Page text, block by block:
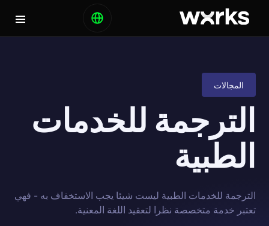
المجالات
الترجمة للخدمات
الطبية
الترجمة للخدمات الطبية ليست شيئا يجب الاستخفاف به - فهي
تعتبر خدمة متخصصة نظرا لتعقيد اللغة المعنية.